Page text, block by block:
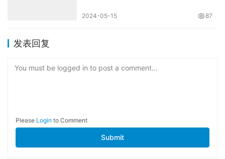
2024-05-15 87
发表回复
You must be logged in to post a comment...
Please Login to Comment
Submit